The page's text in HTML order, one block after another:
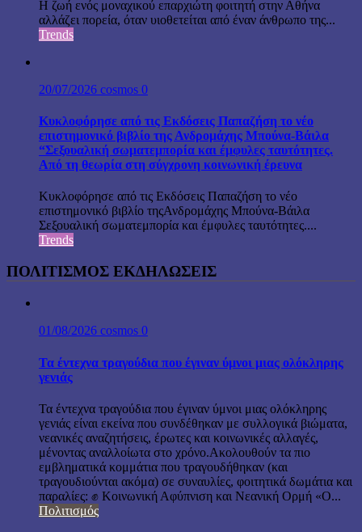
Η ζωή ενός μοναχικού επαρχιώτη φοιτητή στην Αθήνα
αλλάζει πορεία, όταν υιοθετείται από έναν άνθρωπο της...
Trends
20/07/2026 cosmos 0
Κυκλοφόρησε από τις Εκδόσεις Παπαζήση το νέο
επιστημονικό βιβλίο της Ανδρομάχης Μπούνα-Βάιλα
“Σεξουαλική σωματεμπορία και έμφυλες ταυτότητες.
Από τη θεωρία στη σύγχρονη κοινωνική έρευνα
Κυκλοφόρησε από τις Εκδόσεις Παπαζήση το νέο
επιστημονικό βιβλίο τηςΑνδρομάχης Μπούνα-Βάιλα
Σεξουαλική σωματεμπορία και έμφυλες ταυτότητες....
Trends
ΠΟΛΙΤΙΣΜΟΣ ΕΚΔΗΛΩΣΕΙΣ
01/08/2026 cosmos 0
Τα έντεχνα τραγούδια που έγιναν ύμνοι μιας ολόκληρης
γενιάς
Τα έντεχνα τραγούδια που έγιναν ύμνοι μιας ολόκληρης
γενιάς είναι εκείνα που συνδέθηκαν με συλλογικά βιώματα,
νεανικές αναζητήσεις, έρωτες και κοινωνικές αλλαγές,
μένοντας αναλλοίωτα στο χρόνο.Ακολουθούν τα πιο
εμβληματικά κομμάτια που τραγουδήθηκαν (και
τραγουδιούνται ακόμα) σε συναυλίες, φοιτητικά δωμάτια και
παραλίες: ✊ Κοινωνική Αφύπνιση και Νεανική Ορμή «Ο...
Πολιτισμός